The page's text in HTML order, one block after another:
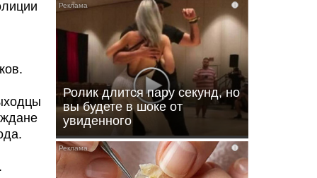
i
Ролик длится пару секунд, но
вы будете в шоке от
увиденного
i